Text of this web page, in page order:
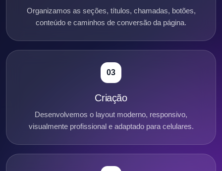
Organizamos as seções, títulos, chamadas, botões,
conteúdo e caminhos de conversão da página.
03
Criação
Desenvolvemos o layout moderno, responsivo,
visualmente profissional e adaptado para celulares.